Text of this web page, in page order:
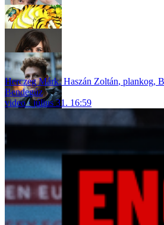
Herczeg Márk,Haszán Zoltán, plankog,
Bendegúz
video
július 31. 16:59